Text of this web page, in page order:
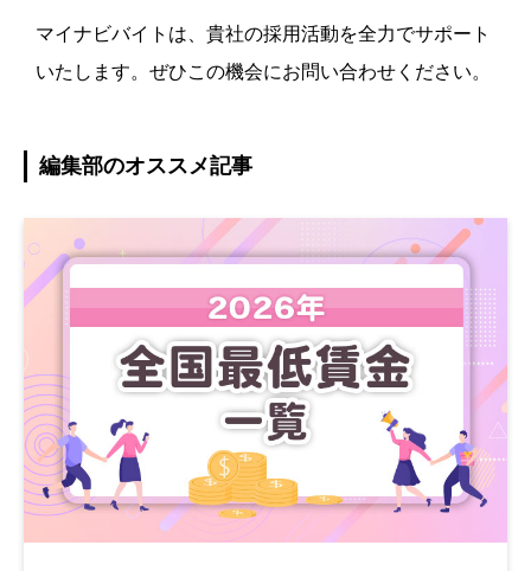
マイナビバイトは、貴社の採用活動を全力でサポート
いたします。ぜひこの機会にお問い合わせください。
編集部のオススメ記事